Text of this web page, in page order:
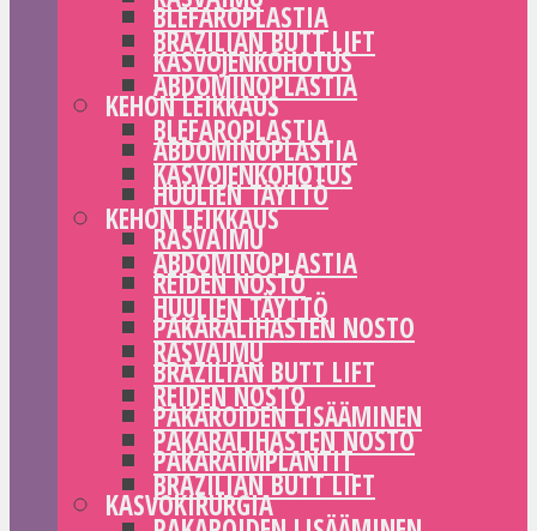
BLEFAROPLASTIA
KASVOJENKOHOTUS
KEHON LEIKKAUS
ABDOMINOPLASTIA
HUULIEN TÄYTTÖ
RASVAIMU
REIDEN NOSTO
PAKARALIHASTEN NOSTO
BRAZILIAN BUTT LIFT
PAKAROIDEN LISÄÄMINEN
PAKARAIMPLANTIT
KASVOKIRURGIA
BRAZILIAN BUTT LIFT
ABDOMINOPLASTIA
BLEFAROPLASTIA
KASVOJENKOHOTUS
KEHON LEIKKAUS
ABDOMINOPLASTIA
HUULIEN TÄYTTÖ
RASVAIMU
REIDEN NOSTO
PAKARALIHASTEN NOSTO
BRAZILIAN BUTT LIFT